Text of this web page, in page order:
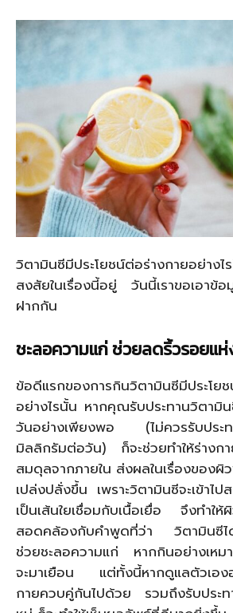
วิตามินซีมีประโยชน์ต่อร่างกายอย่าง
สงสัยในเรื่องนี้อยู่ วันนี้เราขอเอา
ฝากกัน
ชะลอความแก่ ช่วยลดริ้วรอยแ
ข้อดีแรกของการกินวิตามินซีมีประโย
อย่างไรนั้น หากคุณรับประทานวิตามิน
วันอย่างเพียงพอ (ไม่ควรรับปร
มิลลิกรัมต่อวัน) ก็จะช่วยทำให้ร่างก
สมดุลจากภายใน ส่งผลในเรื่องของ
เปล่งปลั่งขึ้น เพราะวิตามินซีจะเข้าไ
เป็นเส้นใยเชื่อมกับเนื้อเยื่อ จึงทำ
สอดคล้องกับคำพูดที่ว่า วิตามินซีไ
ช่วยชะลอความแก่ หากกินอย่างเหม
จะมาเยือน แต่ทั้งนี้หากดูแลตัวเอง
กายควบคู่กันไปด้วย รวมถึงรับประ